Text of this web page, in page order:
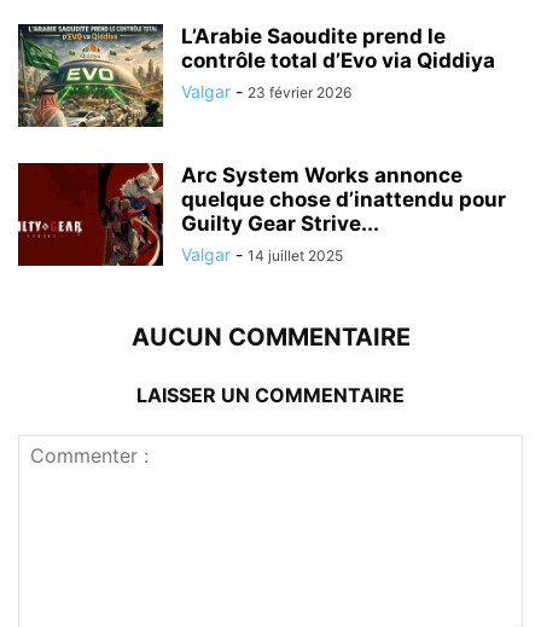
L’Arabie Saoudite prend le
contrôle total d’Evo via Qiddiya
Valgar - 23 février 2026
Arc System Works annonce
quelque chose d’inattendu pour
Guilty Gear Strive...
Valgar - 14 juillet 2025
AUCUN COMMENTAIRE
LAISSER UN COMMENTAIRE